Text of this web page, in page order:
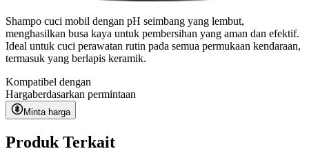
Shampo cuci mobil dengan pH seimbang yang lembut,
menghasilkan busa kaya untuk pembersihan yang aman dan efektif.
Ideal untuk cuci perawatan rutin pada semua permukaan kendaraan,
termasuk yang berlapis keramik.
Kompatibel dengan
Hargaberdasarkan permintaan
Minta harga
Produk Terkait